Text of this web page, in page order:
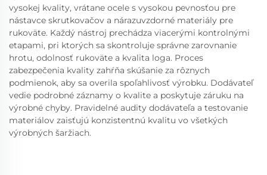
vysokej kvality, vrátane ocele s vysokou pevnosťou pre
nástavce skrutkovačov a nárazuvzdorné materiály pre
rukoväte. Každý nástroj prechádza viacerými kontrolnými
etapami, pri ktorých sa skontroluje správne zarovnanie
hrotu, odolnosť rukoväte a kvalita loga. Proces
zabezpečenia kvality zahŕňa skúšanie za rôznych
podmienok, aby sa overila spoľahlivosť výrobku. Dodávateľ
vedie podrobné záznamy o kvalite a poskytuje záruku na
výrobné chyby. Pravidelné audity dodávateľa a testovanie
materiálov zaisťujú konzistentnú kvalitu vo všetkých
výrobných šaržiach.